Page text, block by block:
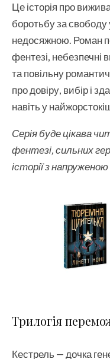
Це історія про
боротьбу за свободу
недосяжною. Роман
фентезі, небезпечні
та повільну
про довіру, вибір і
навіть у
Серія буде цікава
фентезі, сильних
історії з
Трилогія
Кестрель — дочка